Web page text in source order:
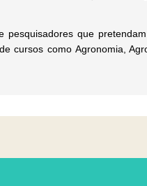
que
como Agronomia,